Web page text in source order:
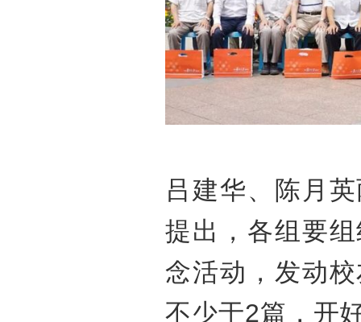
吕建华、陈月
提出，各组要
念活动，发动
不少于2篇，开